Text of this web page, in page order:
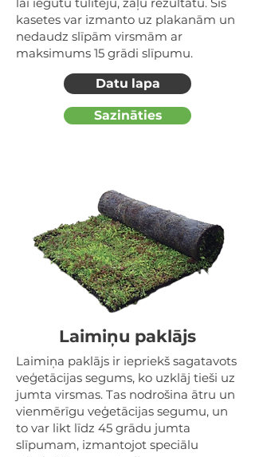
kasetes var izmanto uz plakanām un
nedaudz slīpām virsmām ar
maksimums 15 grādi slīpumu.
Datu lapa
Sazināties
Laimiņu paklājs
Laimiņa paklājs ir iepriekš sagatavots
veģetācijas segums, ko uzklāj tieši uz
jumta virsmas. Tas nodrošina ātru un
vienmērīgu veģetācijas segumu, un
to var likt līdz 45 grādu jumta
slīpumam, izmantojot speciālu